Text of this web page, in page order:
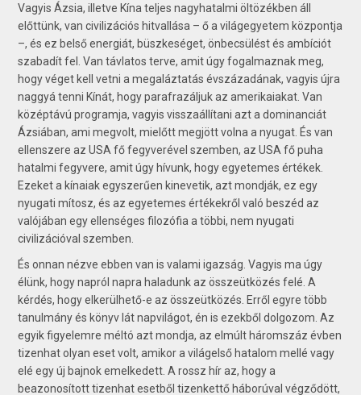
Vagyis Ázsia, illetve Kína teljes nagyhatalmi öltözékben áll
előttünk, van civilizációs hitvallása – ő a világegyetem központja
–, és ez belső energiát, büszkeséget, önbecsülést és ambíciót
szabadít fel. Van távlatos terve, amit úgy fogalmaznak meg,
hogy véget kell vetni a megaláztatás évszázadának, vagyis újra
naggyá tenni Kínát, hogy parafrazáljuk az amerikaiakat. Van
középtávú programja, vagyis visszaállítani azt a dominanciát
Ázsiában, ami megvolt, mielőtt megjött volna a nyugat. És van
ellenszere az USA fő fegyverével szemben, az USA fő puha
hatalmi fegyvere, amit úgy hívunk, hogy egyetemes értékek.
Ezeket a kínaiak egyszerűen kinevetik, azt mondják, ez egy
nyugati mítosz, és az egyetemes értékekről való beszéd az
valójában egy ellenséges filozófia a többi, nem nyugati
civilizációval szemben.
És onnan nézve ebben van is valami igazság. Vagyis ma úgy
élünk, hogy napról napra haladunk az összeütközés felé. A
kérdés, hogy elkerülhető-e az összeütközés. Erről egyre több
tanulmány és könyv lát napvilágot, én is ezekből dolgozom. Az
egyik figyelemre méltó azt mondja, az elmúlt háromszáz évben
tizenhat olyan eset volt, amikor a világelső hatalom mellé vagy
elé egy új bajnok emelkedett. A rossz hír az, hogy a
beazonosított tizenhat esetből tizenkettő háborúval végződött,